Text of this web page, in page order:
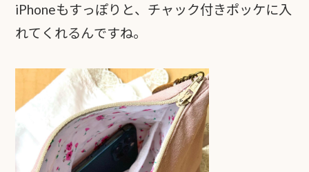
iPhoneもすっぽりと、チャック付きポッケに入
れてくれるんですね。